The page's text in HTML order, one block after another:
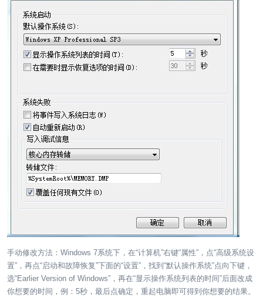
手动修改方法：Windows 7系统下，在“计算机”右键“属性”，点“高级系统设
置”，再点“启动和故障恢复”下面的“设置”，找到“默认操作系统”点向下键，
选“Earlier Version of Windows”，再在“显示操作系统列表的时间”后面改成
你想要的时间，例：5秒，最后点确定，重起电脑即可得到你想要的结果。